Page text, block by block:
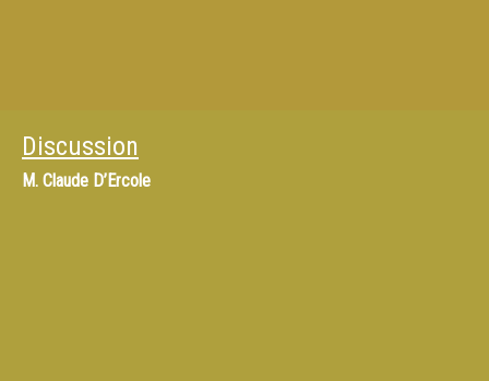
Discussion
M. Claude D’Ercole